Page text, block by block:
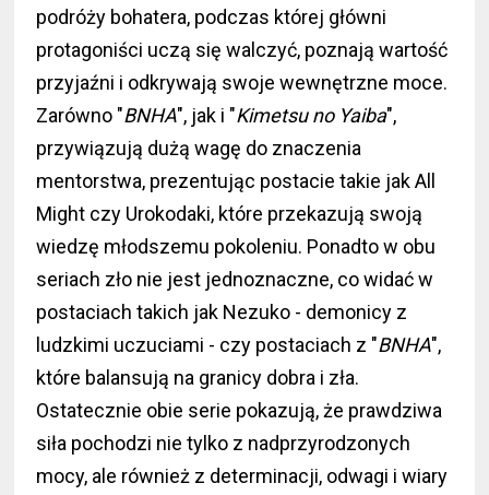
podróży bohatera, podczas której główni
protagoniści uczą się walczyć, poznają wartość
przyjaźni i odkrywają swoje wewnętrzne moce.
Zarówno "BNHA", jak i "Kimetsu no Yaiba",
przywiązują dużą wagę do znaczenia
mentorstwa, prezentując postacie takie jak All
Might czy Urokodaki, które przekazują swoją
wiedzę młodszemu pokoleniu. Ponadto w obu
seriach zło nie jest jednoznaczne, co widać w
postaciach takich jak Nezuko - demonicy z
ludzkimi uczuciami - czy postaciach z "BNHA",
które balansują na granicy dobra i zła.
Ostatecznie obie serie pokazują, że prawdziwa
siła pochodzi nie tylko z nadprzyrodzonych
mocy, ale również z determinacji, odwagi i wiary